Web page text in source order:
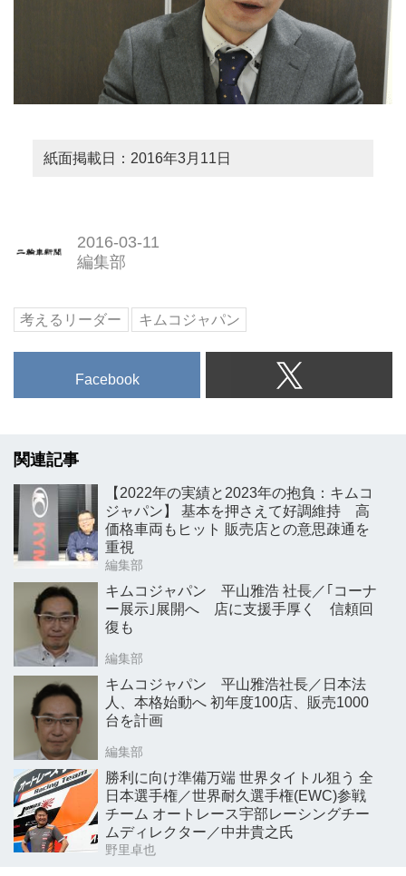
紙面掲載日：2016年3月11日
2016-03-11
編集部
考えるリーダー キムコジャパン
Facebook
関連記事
【2022年の実績と2023年の抱負：キムコ
ジャパン】 基本を押さえて好調維持 高
価格車両もヒット 販売店との意思疎通を
重視
編集部
キムコジャパン 平山雅浩 社長／｢コーナ
ー展示｣展開へ 店に支援手厚く 信頼回
復も
編集部
キムコジャパン 平山雅浩社長／日本法
人、本格始動へ 初年度100店、販売1000
台を計画
編集部
勝利に向け準備万端 世界タイトル狙う 全
日本選手権／世界耐久選手権(EWC)参戦
チーム オートレース宇部レーシングチー
ムディレクター／中井貴之氏
野里卓也